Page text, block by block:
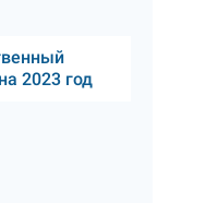
2023 год